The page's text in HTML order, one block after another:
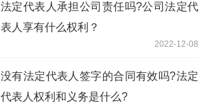
法定代表人承担公司责任吗?公司法定代
表人享有什么权利？
2022-12-08
没有法定代表人签字的合同有效吗?法定
代表人权利和义务是什么?